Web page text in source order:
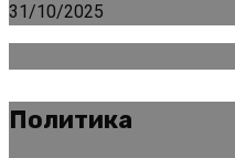
31/10/2025
Политика